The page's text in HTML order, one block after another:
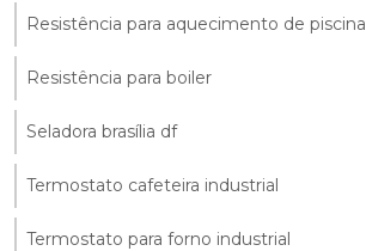
Resistência para aquecimento de piscina
Resistência para boiler
Seladora brasília df
Termostato cafeteira industrial
Termostato para forno industrial